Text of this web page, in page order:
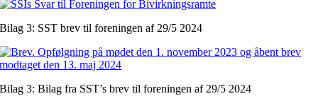
Bilag 3: SST brev til foreningen af 29/5 2024
Bilag 3: Bilag fra SST’s brev til foreningen af 29/5 2024